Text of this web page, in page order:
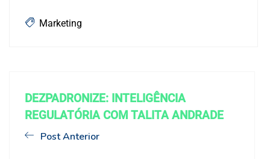
Marketing
DEZPADRONIZE: INTELIGÊNCIA
REGULATÓRIA COM TALITA ANDRADE
Post Anterior